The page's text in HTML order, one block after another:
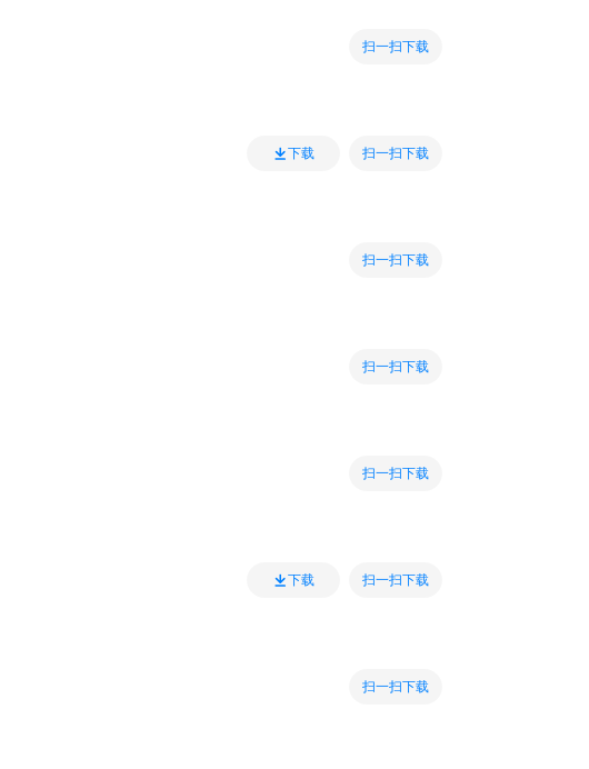
扫一扫下载
下载 扫一扫下载
扫一扫下载
扫一扫下载
扫一扫下载
下载 扫一扫下载
扫一扫下载